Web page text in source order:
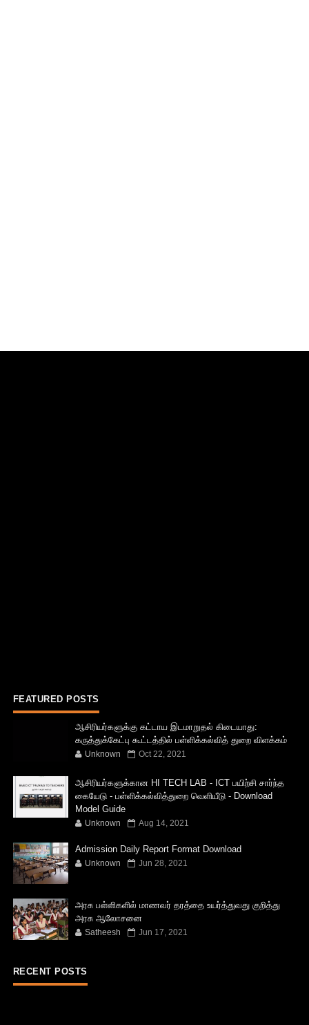
FEATURED POSTS
ஆசிரியர்களுக்கு கட்டாய இடமாறுதல் கிடையாது:
கருத்துக்கேட்பு கூட்டத்தில் பள்ளிக்கல்வித் துறை விளக்கம்
Unknown Oct 22, 2021
ஆசிரியர்களுக்கான HI TECH LAB - ICT பயிற்சி சார்ந்த
கையேடு - பள்ளிக்கல்வித்துறை வெளியீடு - Download
Model Guide
Unknown Aug 14, 2021
Admission Daily Report Format Download
Unknown Jun 28, 2021
அரசு பள்ளிகளில் மாணவர் தரத்தை உயர்த்துவது குறித்து
அரசு ஆலோசனை
Satheesh Jun 17, 2021
RECENT POSTS